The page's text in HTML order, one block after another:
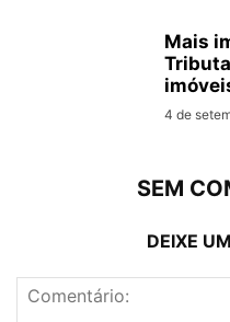
Mais
4 de
SEM
DEIXE